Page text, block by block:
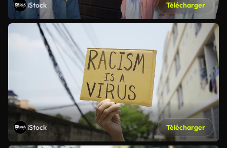
iStock Télécharger
iStock Télécharger